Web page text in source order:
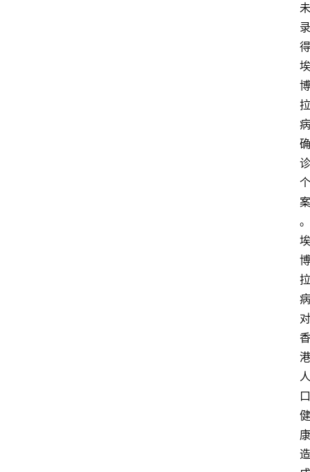
未
录
得
埃
博
拉
病
确
诊
个
案
。
埃
博
拉
病
对
香
港
人
口
健
康
造